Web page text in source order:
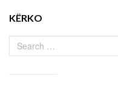
KËRKO